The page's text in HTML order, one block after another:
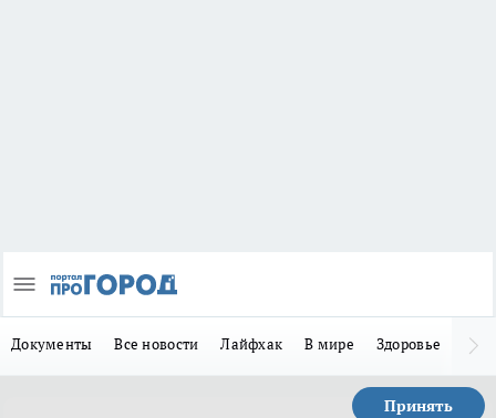
Документы Все новости Лайфхак В мире Здоровье
Принять